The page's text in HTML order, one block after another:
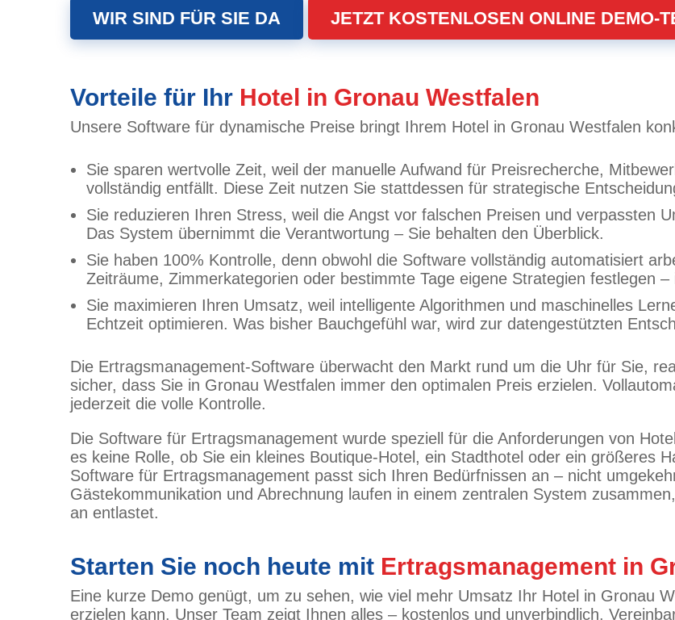
WIR SIND FÜR SIE DA JETZT KOSTENLOSEN ONLINE DEMO-
Vorteile für Ihr Hotel in Gronau Westfalen
Unsere Software für dynamische Preise bringt Ihrem Hotel in Gronau Westfalen
Sie sparen wertvolle Zeit, weil der manuelle Aufwand für Preisrecherche,
vollständig entfällt. Diese Zeit nutzen Sie stattdessen für strategische
Sie reduzieren Ihren Stress, weil die Angst vor falschen Preisen und verpassten
Das System übernimmt die Verantwortung – Sie behalten den Überblick.
Sie haben 100% Kontrolle, denn obwohl die Software vollständig automatisiert
Zeiträume, Zimmerkategorien oder bestimmte Tage eigene Strategien festlegen
Sie maximieren Ihren Umsatz, weil intelligente Algorithmen und maschinelles
Echtzeit optimieren. Was bisher Bauchgefühl war, wird zur datengestützten
Die Ertragsmanagement-Software überwacht den Markt rund um die Uhr für Sie,
sicher, dass Sie in Gronau Westfalen immer den optimalen Preis erzielen.
jederzeit die volle Kontrolle.
Die Software für Ertragsmanagement wurde speziell für die Anforderungen von
es keine Rolle, ob Sie ein kleines Boutique-Hotel, ein Stadthotel oder ein größeres
Software für Ertragsmanagement passt sich Ihren Bedürfnissen an – nicht
Gästekommunikation und Abrechnung laufen in einem zentralen System
an entlastet.
Starten Sie noch heute mit Ertragsmanagement in
Eine kurze Demo genügt, um zu sehen, wie viel mehr Umsatz Ihr Hotel in Gronau
erzielen kann. Unser Team zeigt Ihnen alles – kostenlos und unverbindlich.